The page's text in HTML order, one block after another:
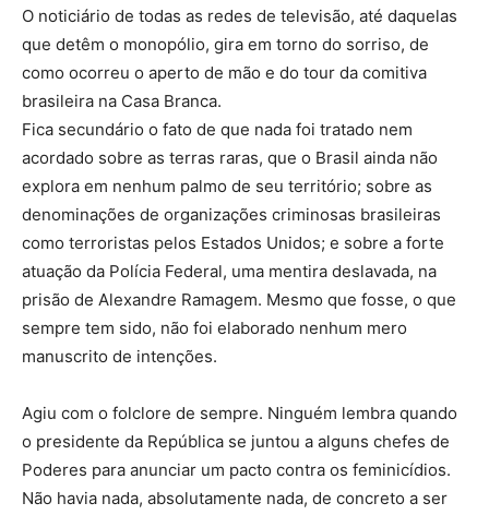
O noticiário de todas as redes de televisão, até daquelas
que detêm o monopólio, gira em torno do sorriso, de
como ocorreu o aperto de mão e do tour da comitiva
brasileira na Casa Branca.
Fica secundário o fato de que nada foi tratado nem
acordado sobre as terras raras, que o Brasil ainda não
explora em nenhum palmo de seu território; sobre as
denominações de organizações criminosas brasileiras
como terroristas pelos Estados Unidos; e sobre a forte
atuação da Polícia Federal, uma mentira deslavada, na
prisão de Alexandre Ramagem. Mesmo que fosse, o que
sempre tem sido, não foi elaborado nenhum mero
manuscrito de intenções.
Agiu com o folclore de sempre. Ninguém lembra quando
o presidente da República se juntou a alguns chefes de
Poderes para anunciar um pacto contra os feminicídios.
Não havia nada, absolutamente nada, de concreto a ser